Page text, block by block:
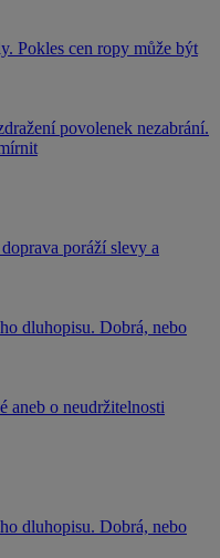
Pokles cen ropy může být
povolenek nezabrání.
poráží slevy a
dluhopisu. Dobrá, nebo
aneb o neudržitelnosti
dluhopisu. Dobrá, nebo